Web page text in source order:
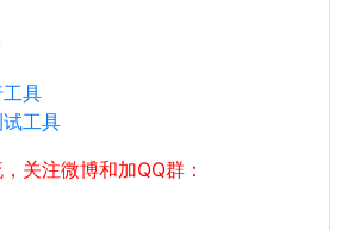
具
工具
关注微博和加QQ群：